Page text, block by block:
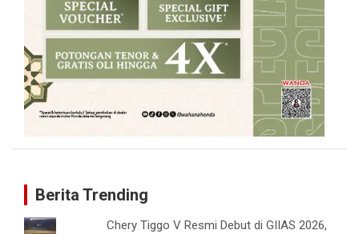
Berita Trending
Chery Tiggo V Resmi Debut di GIIAS 2026,